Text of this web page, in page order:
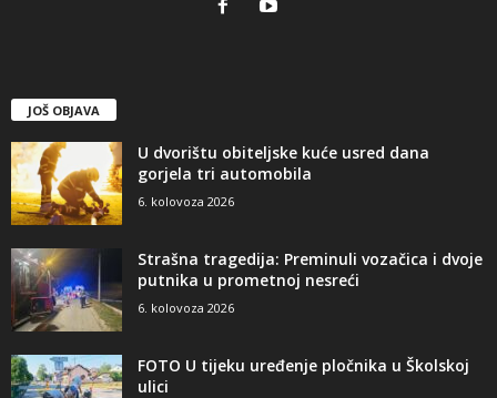
JOŠ OBJAVA
U dvorištu obiteljske kuće usred dana
gorjela tri automobila
6. kolovoza 2026
Strašna tragedija: Preminuli vozačica i dvoje
putnika u prometnoj nesreći
6. kolovoza 2026
FOTO U tijeku uređenje pločnika u Školskoj
ulici